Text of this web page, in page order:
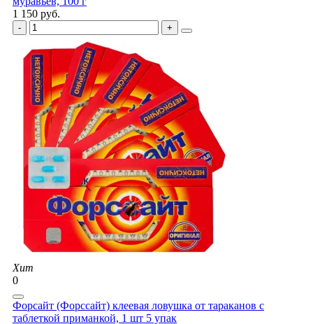
1 150 руб.
Хит
0
Форсайт (Форссайт) клеевая ловушка от тараканов с
таблеткой приманкой, 1 шт 5 упак